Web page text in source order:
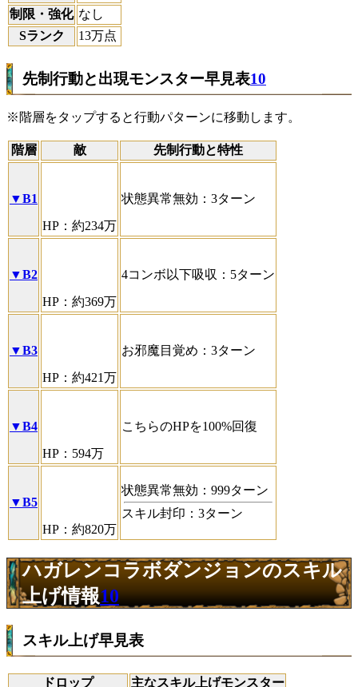
制限・強化 なし
Sランク
13万点
先制行動と出現モンスター早見表10
※階層をタップすると行動パターンに移動します。
階層 敵 先制行動と特性
▼B1
HP：約234万
状態異常無効：3ターン
▼B2
HP：約369万
4コンボ以下吸収：5ターン
▼B3
HP：約421万
お邪魔目覚め：3ターン
▼B4
HP：594万
こちらのHPを100%回復
▼B5
HP：約820万
状態異常無効：999ターン
スキル封印：3ターン
ハガレンコラボダンジョンのスキル
上げ情報10
スキル上げ早見表
ドロップ 主なスキル上げモンスター